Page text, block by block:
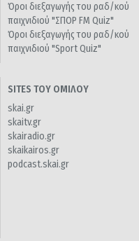
Όροι διεξαγωγής του ραδ/κού
παιχνιδιού "ΣΠΟΡ FM Quiz"
Όροι διεξαγωγής του ραδ/κού
παιχνιδιού "Sport Quiz"
SITES ΤΟΥ ΟΜΙΛΟΥ
skai.gr
skaitv.gr
skairadio.gr
skaikairos.gr
podcast.skai.gr